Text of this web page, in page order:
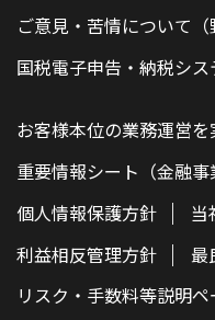
ご意見・苦情について（
国税電子申告・納税シ
お客様本位の業務運営
重要情報シート（金融事
個人情報保護方針
当
利益相反管理方針
最
リスク・手数料等説明ペ